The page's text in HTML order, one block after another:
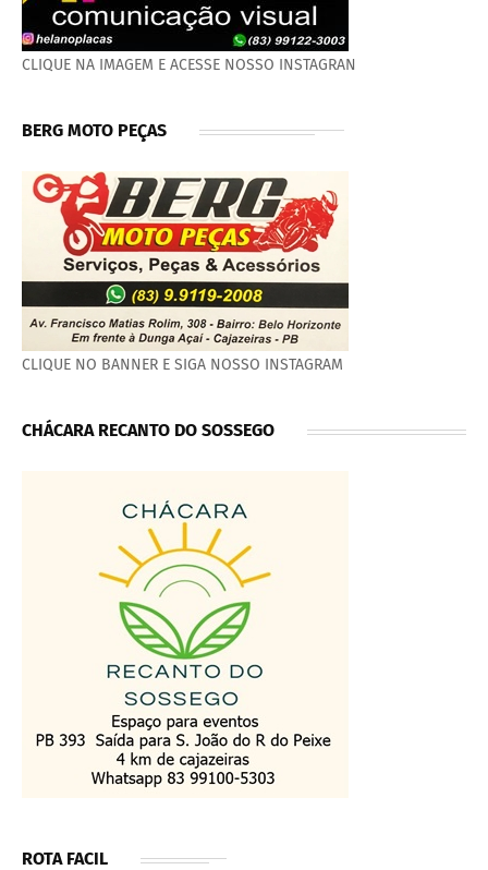
CLIQUE NA IMAGEM E ACESSE NOSSO INSTAGRAN
BERG MOTO PEÇAS
CLIQUE NO BANNER E SIGA NOSSO INSTAGRAM
CHÁCARA RECANTO DO SOSSEGO
ROTA FACIL